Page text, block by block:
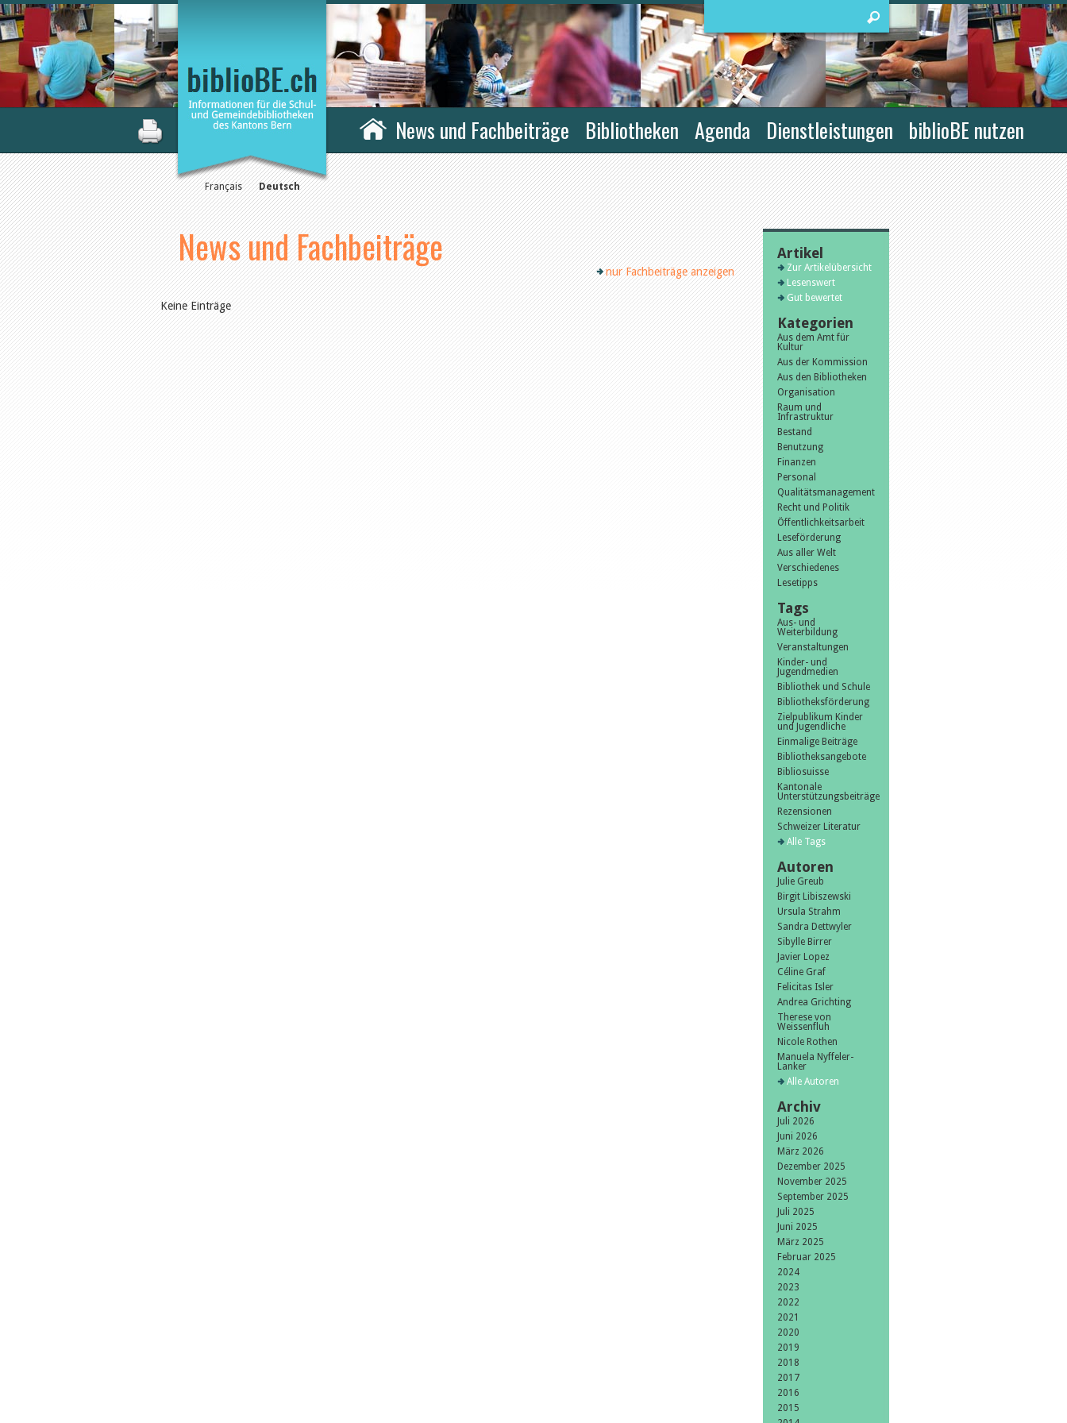
Français Deutsch
News und Fachbeiträge Bibliotheken Agenda Dienstleistungen biblioBE nutzen
News und Fachbeiträge
nur Fachbeiträge anzeigen
Keine Einträge
Artikel
Zur Artikelübersicht
Lesenswert
Gut bewertet
Kategorien
Aus dem Amt für
Kultur
Aus der Kommission
Aus den Bibliotheken
Organisation
Raum und
Infrastruktur
Bestand
Benutzung
Finanzen
Personal
Qualitätsmanagement
Recht und Politik
Öffentlichkeitsarbeit
Leseförderung
Aus aller Welt
Verschiedenes
Lesetipps
Tags
Aus- und
Weiterbildung
Veranstaltungen
Kinder- und
Jugendmedien
Bibliothek und Schule
Bibliotheksförderung
Zielpublikum Kinder
und Jugendliche
Einmalige Beiträge
Bibliotheksangebote
Bibliosuisse
Kantonale
Unterstützungsbeiträge
Rezensionen
Schweizer Literatur
Alle Tags
Autoren
Julie Greub
Birgit Libiszewski
Ursula Strahm
Sandra Dettwyler
Sibylle Birrer
Javier Lopez
Céline Graf
Felicitas Isler
Andrea Grichting
Therese von
Weissenfluh
Nicole Rothen
Manuela Nyffeler-
Lanker
Alle Autoren
Archiv
Juli 2026
Juni 2026
März 2026
Dezember 2025
November 2025
September 2025
Juli 2025
Juni 2025
März 2025
Februar 2025
2024
2023
2022
2021
2020
2019
2018
2017
2016
2015